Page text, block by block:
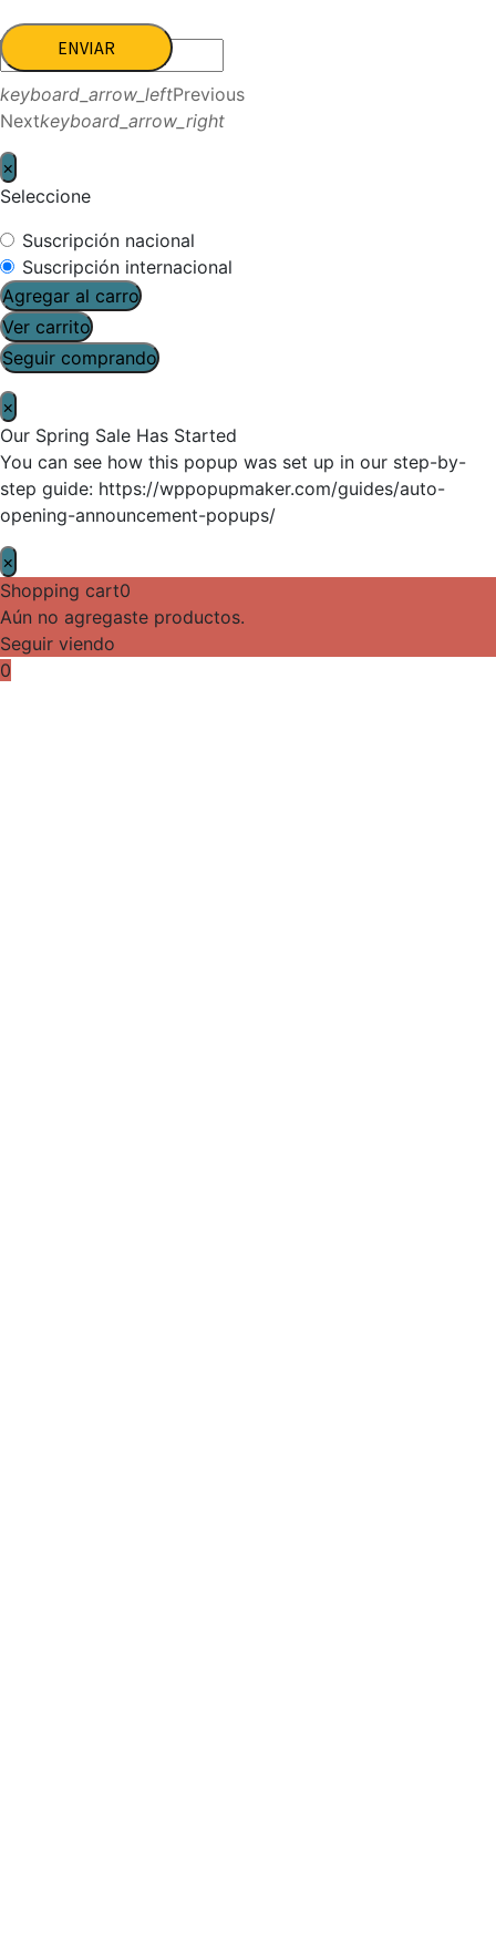
ENVIAR
keyboard_arrow_leftPrevious
Nextkeyboard_arrow_right
×
Seleccione
Suscripción nacional
Suscripción internacional
Agregar al carro
Ver carrito
Seguir comprando
×
Our Spring Sale Has Started
You can see how this popup was set up in our step-by-
step guide: https://wppopupmaker.com/guides/auto-
opening-announcement-popups/
×
Shopping cart0
Aún no agregaste productos.
Seguir viendo
0